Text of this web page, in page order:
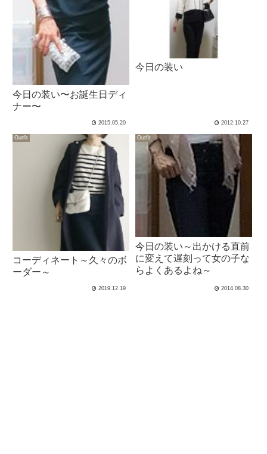
今日の装い〜お誕生日ディ
ナー〜
2015.05.20
今日の装い
2012.10.27
Outfit
コーディネート～久々のボ
ーダー～
2019.12.19
Outfit
今日の装い～出かける直前
に変えて遅刻って女の子な
らよくあるよね～
2014.08.30